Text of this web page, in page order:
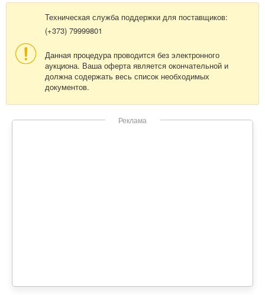
Техническая служба поддержки для поставщиков:
(+373) 79999801
Данная процедура проводится без электронного
аукциона. Ваша оферта является окончательной и
должна содержать весь список необходимых
документов.
Реклама